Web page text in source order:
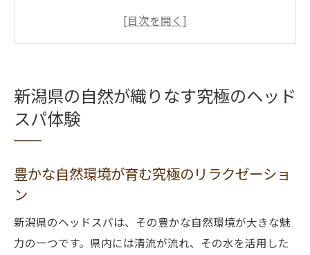
頭皮を癒す大自然のパワー
新潟の景色と一体化する至福の時間
ミネラル豊富な温泉水で頭皮を癒す新潟のヘッ
温泉水の秘めた力で頭皮を活性化
新潟県ならではの温泉水の効能
地元の恵みを活かした贅沢な体験
新潟県の自然が織りなす究極のヘッド
スパ体験
豊かな自然環境が育む究極のリラクゼーショ
ン
新潟県のヘッドスパは、その豊かな自然環境が大きな魅
力の一つです。県内には清流が流れ、その水を活用した